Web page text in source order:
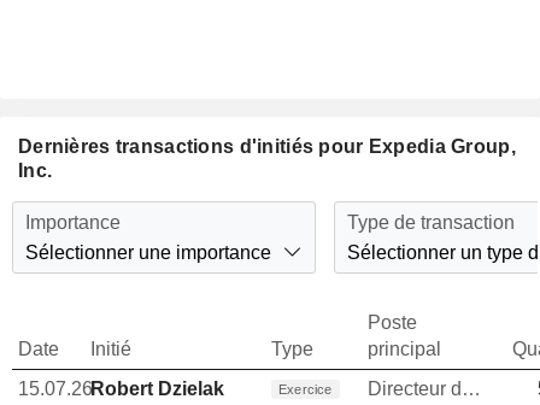
Dernières transactions d'initiés pour Expedia Group,
Inc.
Importance
Sélectionner une importance
Type de transaction
Sélectionner un type
Date Initié Type
Poste
principal
15.07.26Robert Dzielak Exercice Directeur des ressources humaines